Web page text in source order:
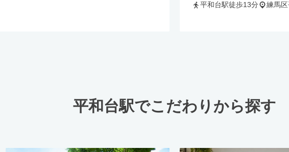
平和台駅徒歩13分
練馬
平和台駅でこだわりから探す